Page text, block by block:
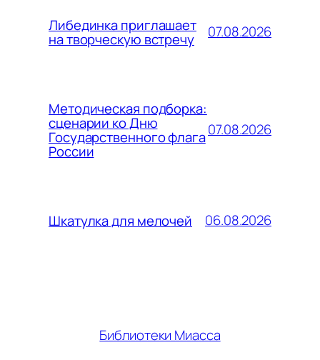
Либединка приглашает
на творческую встречу 07.08.2026
Методическая подборка:
сценарии ко Дню
Государственного флага
России
07.08.2026
Шкатулка для мелочей 06.08.2026
Библиотеки Миасса